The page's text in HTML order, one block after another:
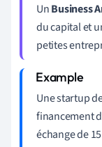
UnBusiness
du capital et
petites
Une startup
financement
échange de